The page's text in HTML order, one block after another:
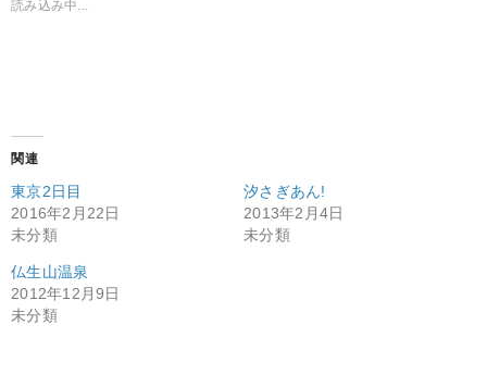
読み込み中...
関連
東京2日目
2016年2月22日
未分類
汐さぎあん!
2013年2月4日
未分類
仏生山温泉
2012年12月9日
未分類